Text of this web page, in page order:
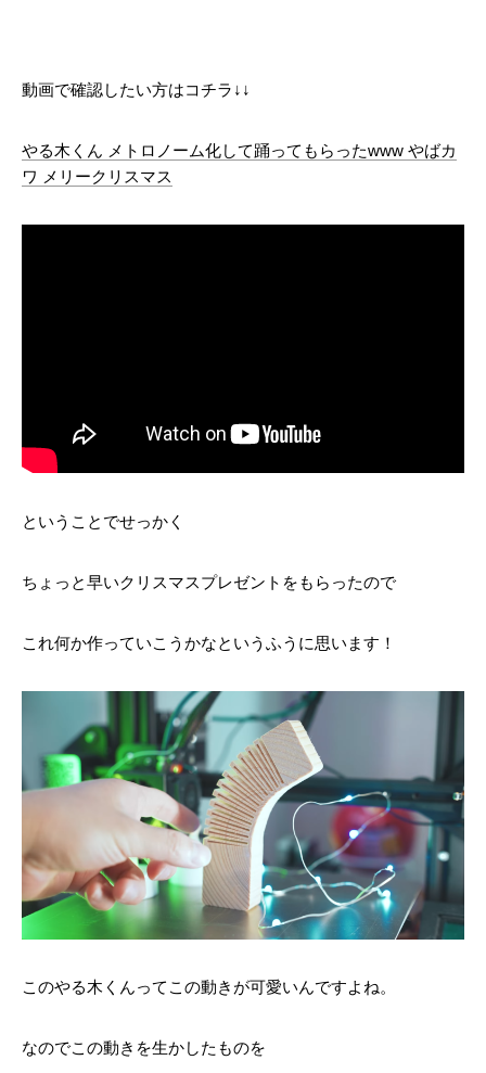
動画で確認したい方はコチラ↓↓
やる木くん メトロノーム化して踊ってもらったwww やばカ
ワ メリークリスマス
ということでせっかく
ちょっと早いクリスマスプレゼントをもらったので
これ何か作っていこうかなというふうに思います！
このやる木くんってこの動きが可愛いんですよね。
なのでこの動きを生かしたものを